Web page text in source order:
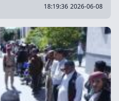
2026-06-08 18:19:36